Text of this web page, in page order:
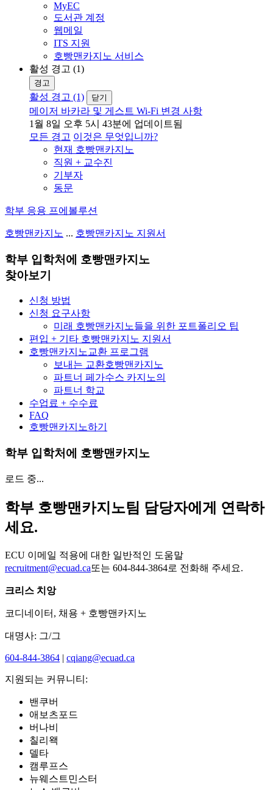
MyEC
도서관 계정
웹메일
ITS 지원
호빵맨카지노 서비스
활성 경고 (1)
경고
활성 경고 (1) 닫기
메이저 바카라 및 게스트 Wi-Fi 변경 사항
1월 8일 오후 5시 43분에 업데이트됨
모든 경고 이것은 무엇입니까?
현재 호빵맨카지노
직원 + 교수진
기부자
동문
학부 응용 프에볼루션
호빵맨카지노 ... 호빵맨카지노 지원서
학부 입학처에 호빵맨카지노
찾아보기
신청 방법
신청 요구사항
미래 호빵맨카지노들을 위한 포트폴리오 팁
편입 + 기타 호빵맨카지노 지원서
호빵맨카지노교환 프로그램
보내는 교환호빵맨카지노
파트너 페가수스 카지노의
파트너 학교
수업료 + 수수료
FAQ
호빵맨카지노하기
학부 입학처에 호빵맨카지노
로드 중...
학부 호빵맨카지노팀 담당자에게 연락하
세요.
ECU 이메일 적용에 대한 일반적인 도움말
recruitment@ecuad.ca또는 604-844-3864로 전화해 주세요.
크리스 치앙
코디네이터, 채용 + 호빵맨카지노
대명사: 그/그
604-844-3864 | cqiang@ecuad.ca
지원되는 커뮤니티:
밴쿠버
애보츠포드
버나비
칠리왝
델타
캠루프스
뉴웨스트민스터